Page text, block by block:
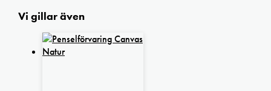
Vi gillar även